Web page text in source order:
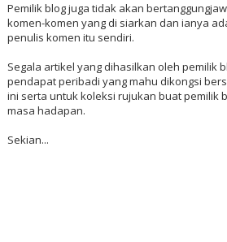
Pemilik blog juga tidak akan
komen-komen yang di siarkan dan ianya
penulis komen itu sendiri.
Segala artikel yang dihasilkan oleh pemilik
pendapat peribadi yang mahu dikongsi
ini serta untuk koleksi rujukan buat pemilik
masa hadapan.
Sekian...